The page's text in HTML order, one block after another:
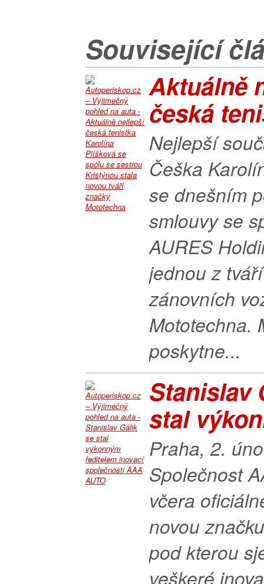
Související
Aktuálně
česká
Nejlepší
Češka
se dnešním
smlouvy se
AURES
jednou z
zánovních
Mototechna.
poskytne...
Stanislav
stal
Praha, 2.
Společnost
včera
novou
pod kterou
veškeré